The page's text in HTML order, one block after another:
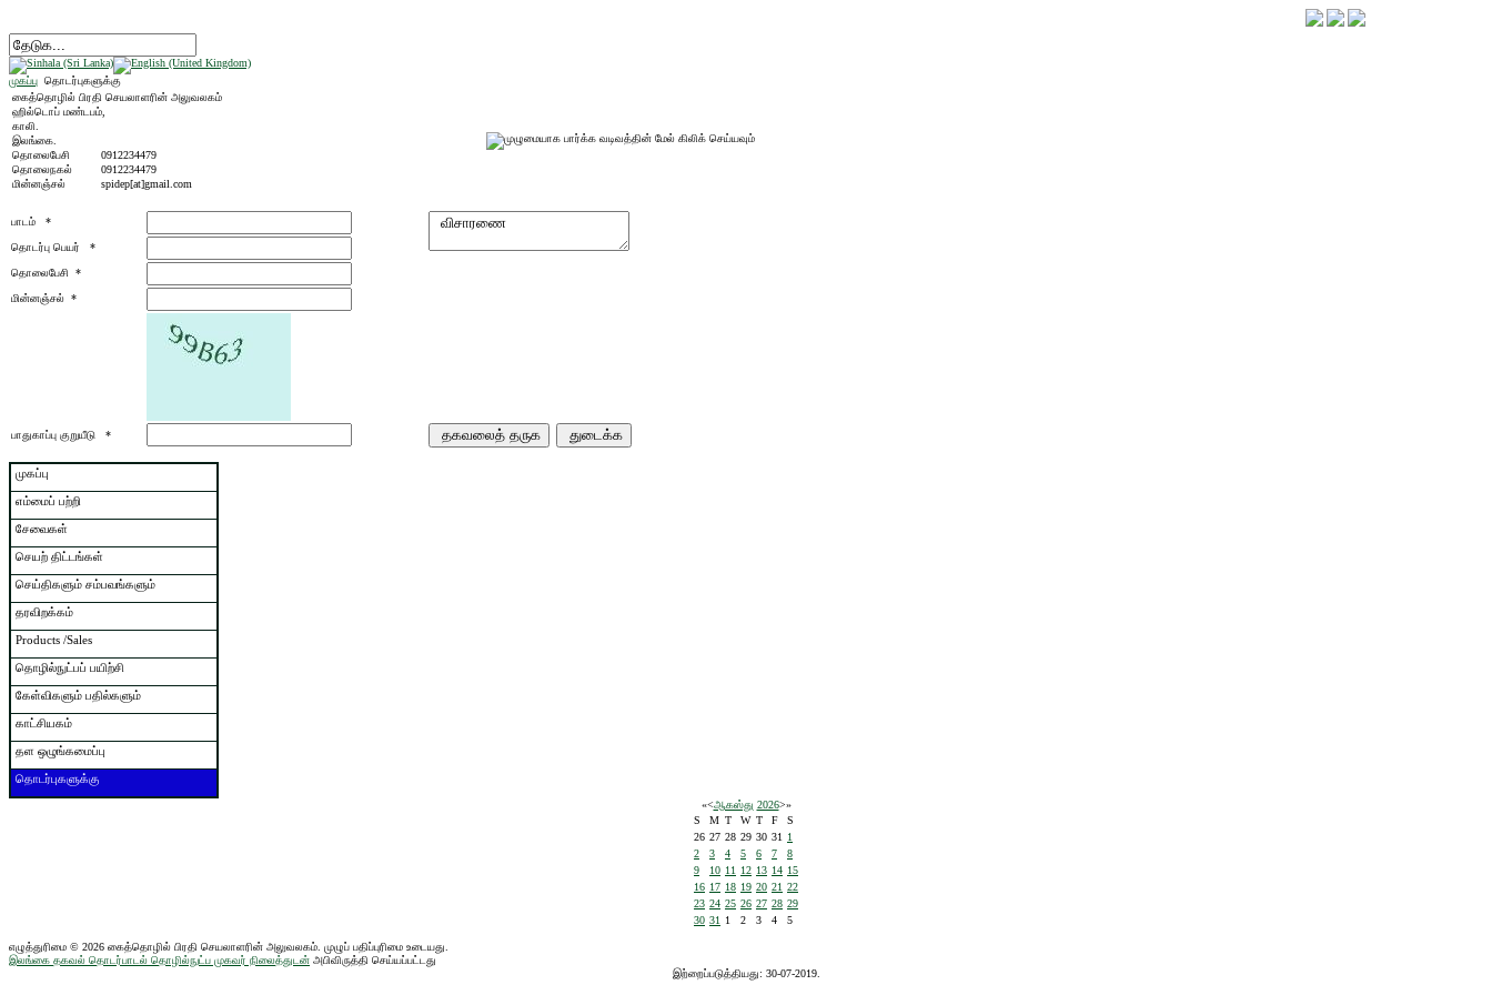
முகப்பு தொடர்புகளுக்கு
கைத்தொழில் பிரதி செயலாளரின் அலுவலகம்
ஹில்டொப் மண்டபம்,
காலி.
இலங்கை.
தொலைபேசி
0912234479
தொலைநகல்
0912234479
மின்னஞ்சல்
spidep[at]gmail.com
பாடம் *
தொடர்பு பெயர் *
தொலைபேசி *
மின்னஞ்சல் *
பாதுகாப்பு குறுயீடு *
முகப்பு
எம்மைப் பற்றி
சேவைகள்
செயற் திட்டங்கள்
செய்திகளும் சம்பவங்களும்
தரவிறக்கம்
Products /Sales
தொழில்நுட்பப் பயிற்சி
கேள்விகளும் பதில்களும்
காட்சியகம்
தள ஒழுங்கமைப்பு
தொடர்புகளுக்கு
«<ஆகஸ்து 2026>»
S
M T W T F
S
26 27 28 29 30 31
1
2
3 4 5 6 7
8
9
10 11 12 13 14 15
16 17 18 19 20 21 22
23 24 25 26 27 28 29
30 31 1 2 3 4 5
எழுத்துரிமை © 2026 கைத்தொழில் பிரதி செயலாளரின் அலுவலகம். முழுப் பதிப்புரிமை உடையது.
இலங்கை தகவல் தொடர்பாடல் தொழில்நுட்ப முகவர் நிலைத்துடன் அபிவிருத்தி செய்யப்பட்டது
இற்றைப்படுத்தியது: 30-07-2019.